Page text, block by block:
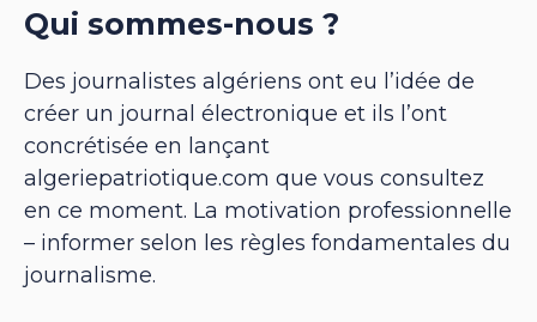
Qui sommes-nous ?
Des journalistes algériens ont eu l’idée de
créer un journal électronique et ils l’ont
concrétisée en lançant
algeriepatriotique.com que vous consultez
en ce moment. La motivation professionnelle
– informer selon les règles fondamentales du
journalisme.